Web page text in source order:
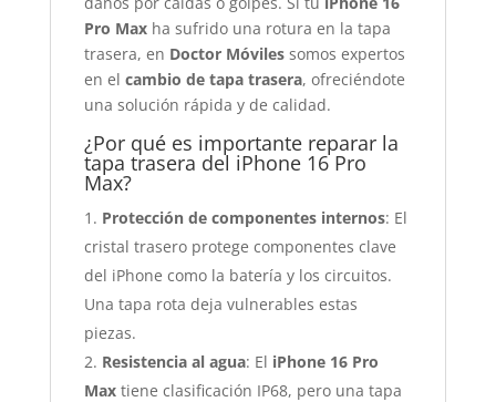
Pro Maxha sufrido una rotura en la tapa
trasera, en Doctor Móvilessomos expertos
en el cambio de tapa trasera, ofreciéndote
una solución rápida y de calidad.
¿Por qué es importante reparar la
tapa trasera del iPhone 16 Pro
Max?
Protección de componentes internos: El
cristal trasero protege componentes clave
del iPhone como la batería y los circuitos.
Una tapa rota deja vulnerables estas
piezas.
Resistencia al agua: El iPhone 16 Pro
Maxtiene clasificación IP68, pero una tapa